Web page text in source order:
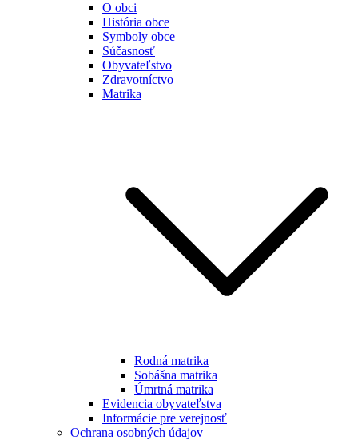
O obci
História obce
Symboly obce
Súčasnosť
Obyvateľstvo
Zdravotníctvo
Matrika
Rodná matrika
Sobášna matrika
Úmrtná matrika
Evidencia obyvateľstva
Informácie pre verejnosť
Ochrana osobných údajov